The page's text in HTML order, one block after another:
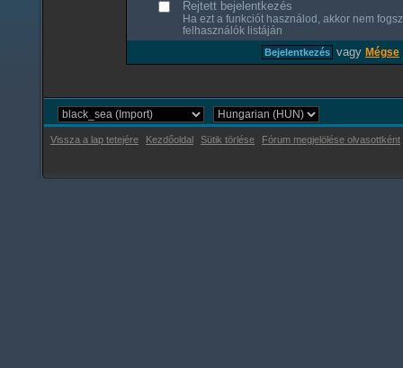
Rejtett bejelentkezés
Ha ezt a funkciót használod, akkor nem
felhasználók listáján
vagy Mégse
Vissza a lap tetejére Kezdőoldal Sütik törlése Fórum megjelölése olvasottként